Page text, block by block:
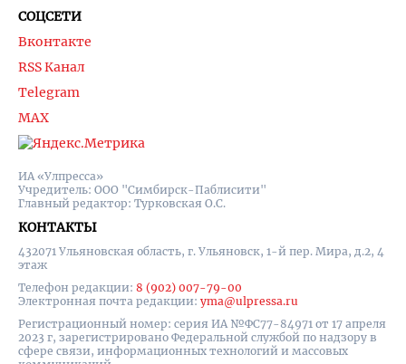
ИА «Улпресса»
Учредитель: ООО "Симбирск-Паблисити"
Главный редактор: Турковская О.С.
КОНТАКТЫ
432071 Ульяновская область, г. Ульяновск, 1-й пер. Мира, д.2, 4
этаж
Телефон редакции: 8 (902) 007-79-00
Электронная почта редакции: yma@ulpressa.ru
Регистрационный номер: серия ИА №ФС77-84971 от 17 апреля
2023 г, зарегистрировано Федеральной службой по надзору в
сфере связи, информационных технологий и массовых
СОЦСЕТИ
Вконтакте
RSS Канал
Telegram
MAX